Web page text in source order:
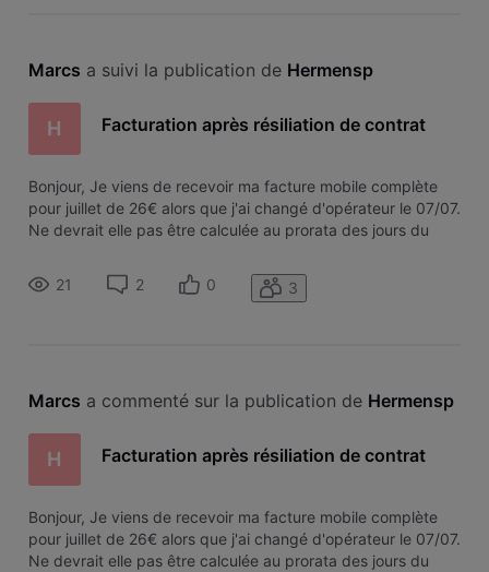
Marcs a suivi la publication de Hermensp
H Facturation après résiliation de contrat
Bonjour, Je viens de recevoir ma facture mobile complète
pour juillet de 26€ alors que j'ai changé d'opérateur le 07/07.
Ne devrait elle pas être calculée au prorata des jours du
comment cela fonctionne. Merci, Philippe
21 2 0 3
Marcs a commenté sur la publication de Hermensp
H Facturation après résiliation de contrat
Bonjour, Je viens de recevoir ma facture mobile complète
pour juillet de 26€ alors que j'ai changé d'opérateur le 07/07.
Ne devrait elle pas être calculée au prorata des jours du